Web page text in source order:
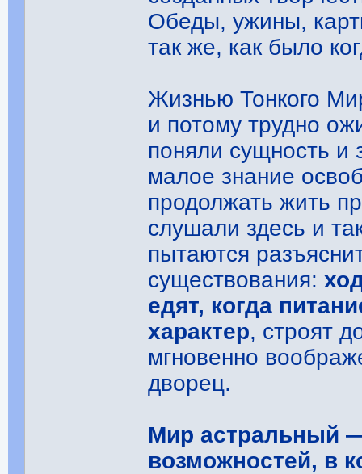
Обеды, ужины,
так же, как было
Жизнью Тонкого
и потому трудно
поняли сущность и
малое знание
продолжать жить
слушали здесь и
пытаются
существования:
едят, когда
характер, строят
мгновенно
дворец.
Мир астральный
возможностей, в